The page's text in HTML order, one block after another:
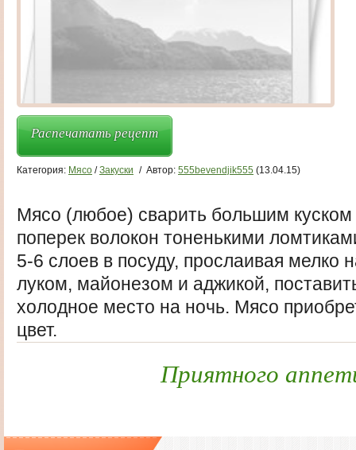
Распечатать рецепт
Категория: Мясо /Закуски / Автор: 555bevendjik555 (13.04.15)
Мясо (любое) сварить большим куском
поперек волокон тоненькими
5-6 слоев в посуду, прослаивая
луком, майонезом и аджикой,
холодное место на ночь. Мясо
цвет.
Приятного